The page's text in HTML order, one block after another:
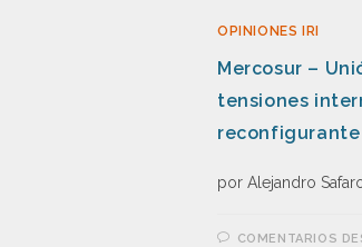
OPINIONES IRI
Mercosur –
tensiones
reconfigurante
por Alejandro
COMENTARIOS